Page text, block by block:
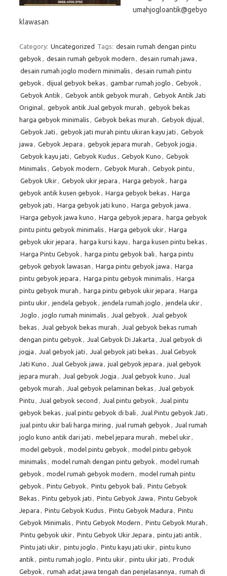
umahjogloantik@gebyo
klawasan
Category: Uncategorized Tags: desain rumah dengan pintu
gebyok , desain rumah gebyok modern , desain rumah jawa ,
desain rumah joglo modern minimalis , desain rumah pintu
gebyok , dijual gebyok bekas , gambar rumah joglo , Gebyok ,
Gebyok Antik , Gebyok antik gebyok murah , Gebyok Antik Jati
Original, gebyok antik Jual gebyok murah , gebyok bekas
harga gebyok minimalis , Gebyok bekas murah , Gebyok dijual,
Gebyok Jati , gebyok jati murah pintu ukiran kayu jati , Gebyok
jawa , Gebyok Jepara , gebyok jepara murah , Gebyok jogja ,
Gebyok kayu jati , Gebyok Kudus , Gebyok Kuno , Gebyok
Minimalis , Gebyok modern , Gebyok Murah , Gebyok pintu ,
Gebyok Ukir, Gebyok ukir jepara , Harga gebyok , harga
gebyok antik kusen gebyok , Harga gebyok bekas , Harga
gebyok jati , Harga gebyok jati kuno , Harga gebyok jawa ,
Harga gebyok jawa kuno , Harga gebyok jepara , harga gebyok
pintu pintu gebyok minimalis , Harga gebyok ukir, Harga
gebyok ukir jepara , harga kursi kayu , harga kusen pintu bekas ,
Harga Pintu Gebyok , harga pintu gebyok bali , harga pintu
gebyok gebyok lawasan , Harga pintu gebyok jawa , Harga
pintu gebyok jepara , Harga pintu gebyok minimalis , Harga
pintu gebyok murah , harga pintu gebyok ukir jepara , Harga
pintu ukir, jendela gebyok , jendela rumah joglo , jendela ukir,
Joglo , joglo rumah minimalis , Jual gebyok , Jual gebyok
bekas , Jual gebyok bekas murah , Jual gebyok bekas rumah
dengan pintu gebyok , Jual Gebyok Di Jakarta , Jual gebyok di
jogja , Jual gebyok jati , Jual gebyok jati bekas , Jual Gebyok
Jati Kuno , Jual Gebyok jawa , jual gebyok jepara , jual gebyok
jepara murah , Jual gebyok Jogja , Jual gebyok kuno , Jual
gebyok murah , Jual gebyok pelaminan bekas , Jual gebyok
Pintu , Jual gebyok second , Jual pintu gebyok , Jual pintu
gebyok bekas , jual pintu gebyok di bali , Jual Pintu gebyok Jati ,
jual pintu ukir bali harga miring , jual rumah gebyok , Jual rumah
joglo kuno antik dari jati , mebel jepara murah , mebel ukir,
model gebyok , model pintu gebyok , model pintu gebyok
minimalis , model rumah dengan pintu gebyok , model rumah
gebyok , model rumah gebyok modern , model rumah pintu
gebyok , Pintu Gebyok , Pintu gebyok bali , Pintu Gebyok
Bekas , Pintu gebyok jati , Pintu Gebyok Jawa , Pintu Gebyok
Jepara , Pintu Gebyok Kudus , Pintu Gebyok Madura , Pintu
Gebyok Minimalis , Pintu Gebyok Modern , Pintu Gebyok Murah ,
Pintu gebyok ukir, Pintu Gebyok Ukir Jepara , pintu jati antik ,
Pintu jati ukir, pintu joglo , Pintu kayu jati ukir, pintu kuno
antik , pintu rumah joglo , Pintu ukir, pintu ukir jati , Produk
Gebyok , rumah adat jawa tengah dan penjelasannya , rumah di